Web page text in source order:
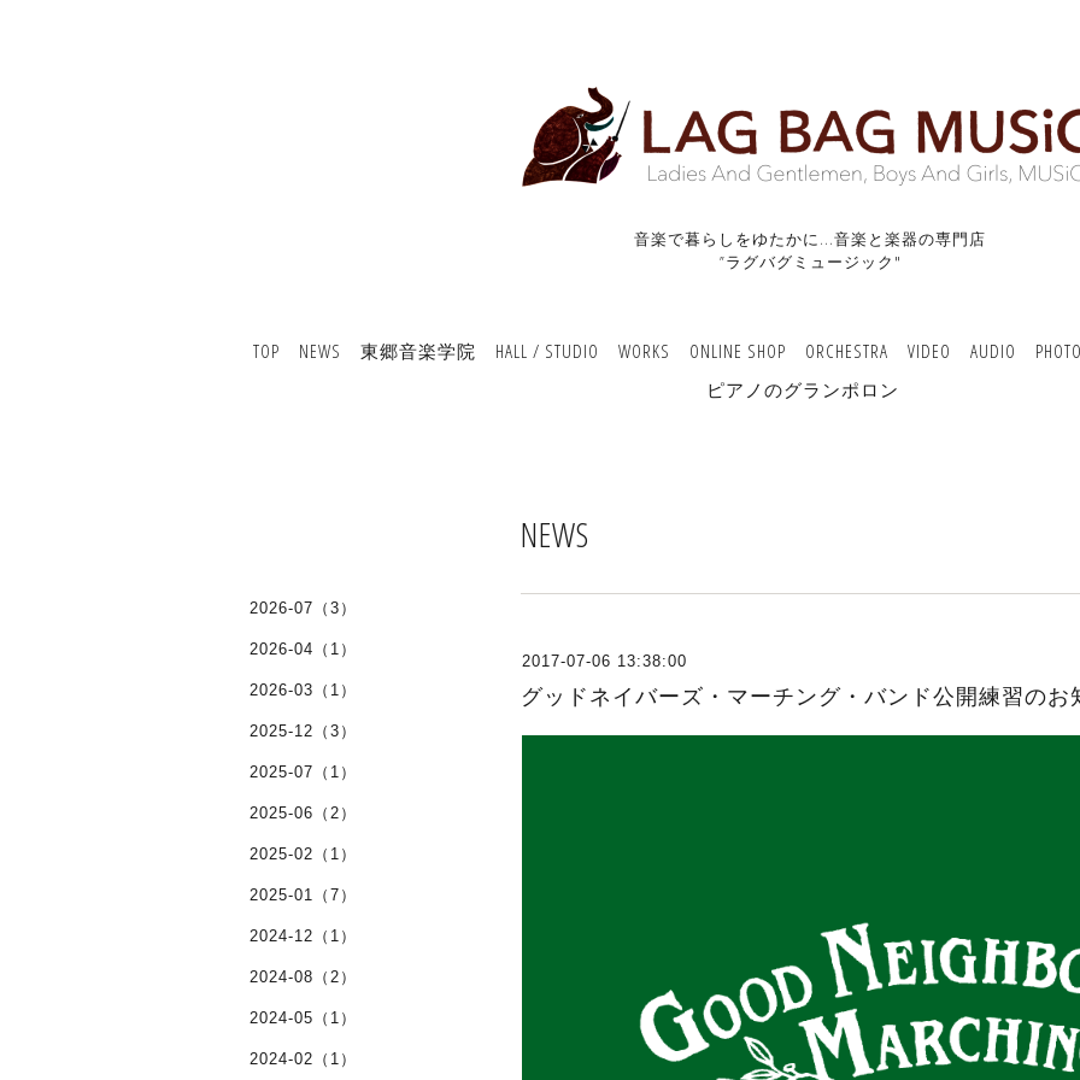
音楽で暮らしをゆたかに...音楽と楽器の専門店
”ラグバグミュージック"
TOP NEWS 東郷音楽学院 HALL / STUDIO WORKS ONLINE SHOP ORCHESTRA VIDEO AUDIO
ピアノのグランポロン
NEWS
2017-07-06 13:38:00
グッドネイバーズ・マーチング・バンド公開練習のお
2026-07（3）
2026-04（1）
2026-03（1）
2025-12（3）
2025-07（1）
2025-06（2）
2025-02（1）
2025-01（7）
2024-12（1）
2024-08（2）
2024-05（1）
2024-02（1）